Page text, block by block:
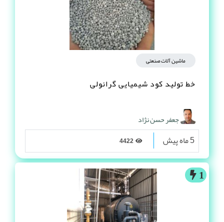
ماشین آلات صنعتی
خط تولید کود شیمیایی گرانولی
جعفر حسن نژاد
5 ماه پیش
1